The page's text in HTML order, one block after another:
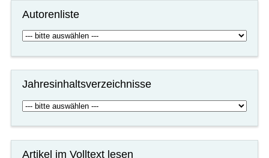
Autorenliste
Jahresinhaltsverzeichnisse
Artikel im Volltext lesen